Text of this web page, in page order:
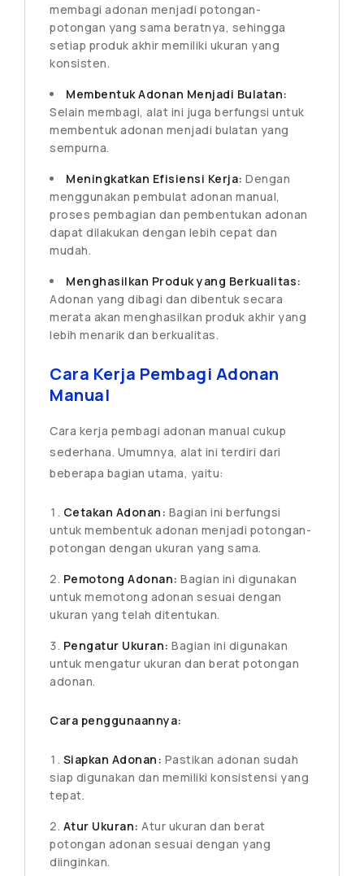
membagi adonan menjadi potongan-
potongan yang sama beratnya, sehingga
setiap produk akhir memiliki ukuran yang
konsisten.
Membentuk Adonan Menjadi Bulatan:
Selain membagi, alat ini juga berfungsi untuk
membentuk adonan menjadi bulatan yang
sempurna.
Meningkatkan Efisiensi Kerja: Dengan
menggunakan pembulat adonan manual,
proses pembagian dan pembentukan adonan
dapat dilakukan dengan lebih cepat dan
mudah.
Menghasilkan Produk yang Berkualitas:
Adonan yang dibagi dan dibentuk secara
merata akan menghasilkan produk akhir yang
lebih menarik dan berkualitas.
Cara Kerja Pembagi Adonan
Manual
Cara kerja pembagi adonan manual cukup
sederhana. Umumnya, alat ini terdiri dari
beberapa bagian utama, yaitu:
Cetakan Adonan: Bagian ini berfungsi
untuk membentuk adonan menjadi potongan-
potongan dengan ukuran yang sama.
Pemotong Adonan: Bagian ini digunakan
untuk memotong adonan sesuai dengan
ukuran yang telah ditentukan.
Pengatur Ukuran: Bagian ini digunakan
untuk mengatur ukuran dan berat potongan
adonan.
Cara penggunaannya:
Siapkan Adonan: Pastikan adonan sudah
siap digunakan dan memiliki konsistensi yang
tepat.
Atur Ukuran: Atur ukuran dan berat
potongan adonan sesuai dengan yang
diinginkan.